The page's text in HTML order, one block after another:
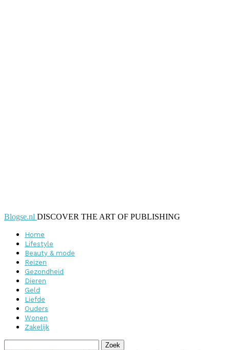
Blogse.nl DISCOVER THE ART OF PUBLISHING
Home
Lifestyle
Beauty & mode
Reizen
Gezondheid
Dieren
Geld
Liefde
Ouders
Wonen
Zakelijk